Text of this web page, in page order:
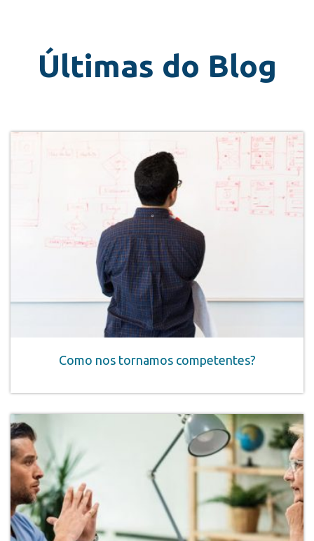
Últimas do Blog
Como nos tornamos competentes?